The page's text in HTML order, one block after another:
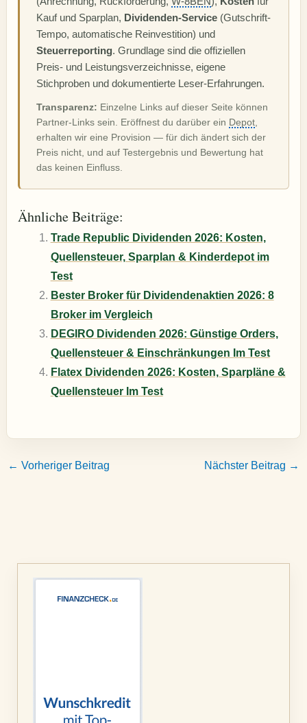
Kauf und Sparplan, Dividenden-Service(Gutschrift-
Tempo, automatische Reinvestition) und
Steuerreporting. Grundlage sind die offiziellen
Preis- und Leistungsverzeichnisse, eigene
Stichproben und dokumentierte Leser-Erfahrungen.
Transparenz: Einzelne Links auf dieser Seite können
Partner-Links sein. Eröffnest du darüber ein Depot,
erhalten wir eine Provision — für dich ändert sich der
Preis nicht, und auf Testergebnis und Bewertung hat
das keinen Einfluss.
Ähnliche Beiträge:
Trade Republic Dividenden 2026: Kosten,
Quellensteuer, Sparplan & Kinderdepot im
Test
Bester Broker für Dividendenaktien 2026: 8
Broker im Vergleich
DEGIRO Dividenden 2026: Günstige Orders,
Quellensteuer & Einschränkungen Im Test
Flatex Dividenden 2026: Kosten, Sparpläne &
Quellensteuer Im Test
← Vorheriger Beitrag Nächster Beitrag →